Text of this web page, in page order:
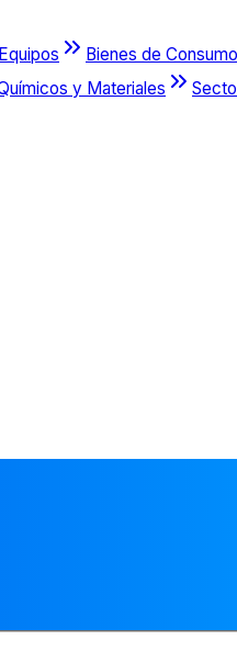
Bienes de
y Materiales